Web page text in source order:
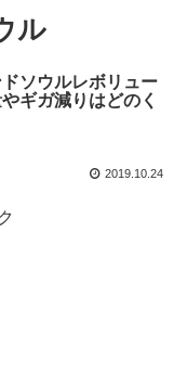
ル
ソウルレボリュー
ギガ減りはどのく
2019.10.24